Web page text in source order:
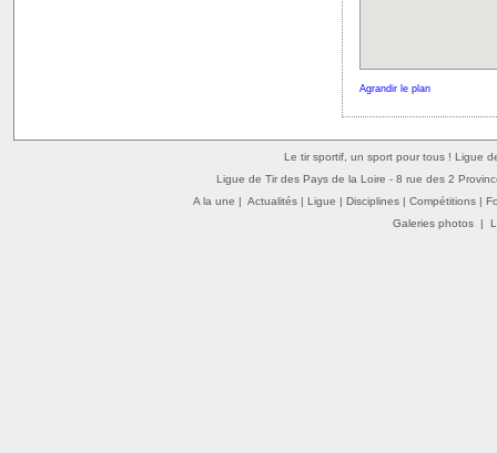
Agrandir le plan
Le tir sportif, un sport pour tous ! Ligue
Ligue de Tir des Pays de la Loire - 8 rue des 2
A la une | Actualités | Ligue | Disciplines | Compétitions |
Galeries photos|